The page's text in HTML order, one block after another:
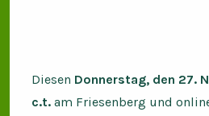
Diesen Donnerstag, den 27.
c.t.am Friesenberg und